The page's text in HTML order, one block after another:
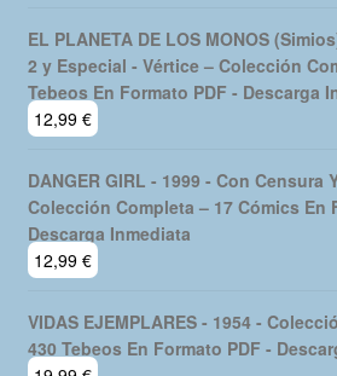
EL PLANETA DE LOS MONOS
2 y Especial - Vértice – Colección
Tebeos En Formato PDF - Descarga
12,99 €
DANGER GIRL - 1999 - Con Censura
Colección Completa – 17 Cómics En
Descarga Inmediata
12,99 €
VIDAS EJEMPLARES - 1954 -
430 Tebeos En Formato PDF -